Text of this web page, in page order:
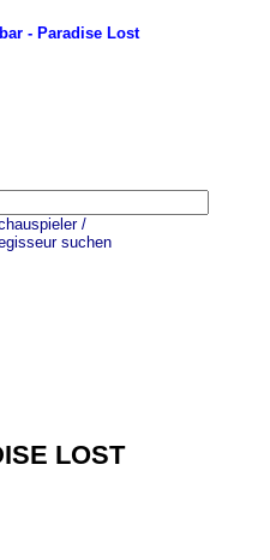
- Paradise Lost
/
suchen
LOST